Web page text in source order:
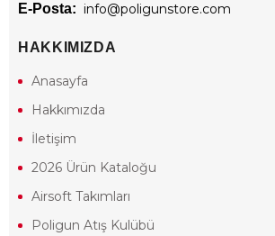
E-Posta: info@poligunstore.com
HAKKIMIZDA
Anasayfa
Hakkımızda
İletişim
2026 Ürün Kataloğu
Airsoft Takımları
Poligun Atış Kulübü